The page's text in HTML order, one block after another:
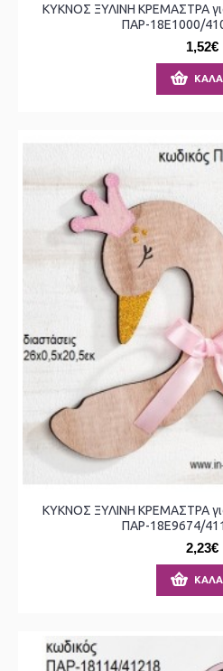
ΚΥΚΝΟΣ ΞΥΛΙΝΗ ΚΡΕΜΑΣΤΡΑ
ΠΑΡ-18Ε1000/
1,52€
ΚΥΚΝΟΣ ΞΥΛΙΝΗ ΚΡΕΜΑΣΤΡΑ
ΠΑΡ-18Ε9674/
2,23€